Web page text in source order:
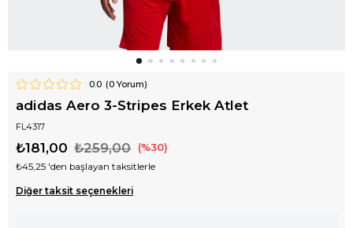
0.0 (0Yorum)
adidas Aero 3-Stripes Erkek Atlet
FL4317
₺259,00
₺181,00 30
₺45,25 'den başlayan taksitlerle
Diğer taksit seçenekleri